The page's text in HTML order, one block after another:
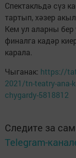
Спектакльдә сүз
тартып, хәзер
Кем ул аларны
финалга кадәр
карала.
Чыганак: https://
2021/tn-teatry-ana-
chygardy-5818812
Следите за
Telegram-